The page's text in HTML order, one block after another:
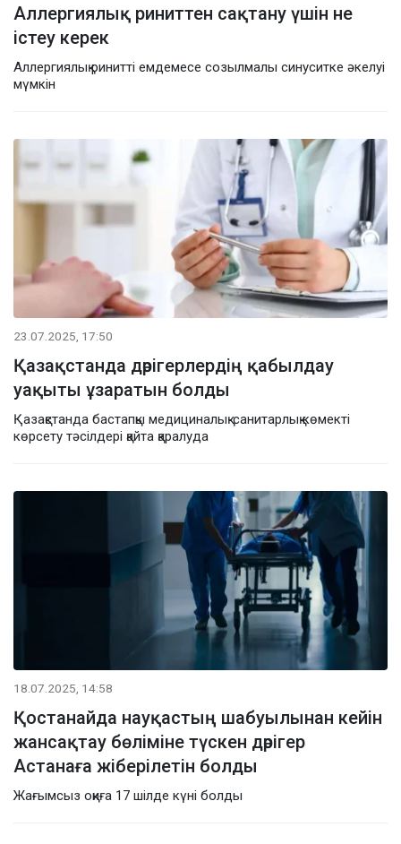
Аллергиялық риниттен сақтану үшін не
істеу керек
Аллергиялық ринитті емдемесе созылмалы синуситке әкелуі
мүмкін
23.07.2025, 17:50
Қазақстанда дәрігерлердің қабылдау
уақыты ұзаратын болды
Қазақстанда бастапқы медициналық-санитарлық көмекті
көрсету тәсілдері қайта қаралуда
18.07.2025, 14:58
Қостанайда науқастың шабуылынан кейін
жансақтау бөліміне түскен дәрігер
Астанаға жіберілетін болды
Жағымсыз оқиға 17 шілде күні болды